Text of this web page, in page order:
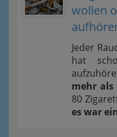
wollen
Jeder
hat
mehr als
80
es war